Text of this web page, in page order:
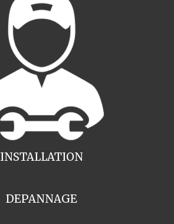
INSTALLATION
DEPANNAGE